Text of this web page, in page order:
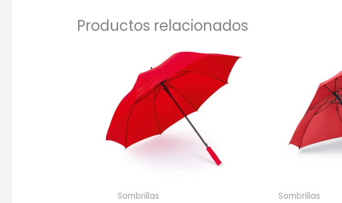
Productos relacionados
Sombrillas Sombrillas